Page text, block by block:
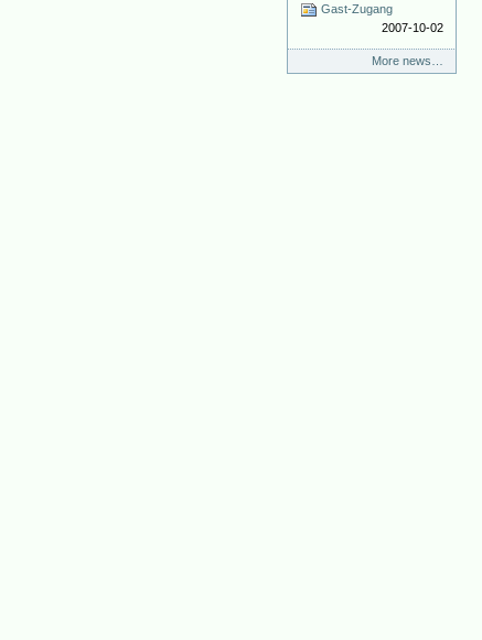
Gast-Zugang
2007-10-02
More news…